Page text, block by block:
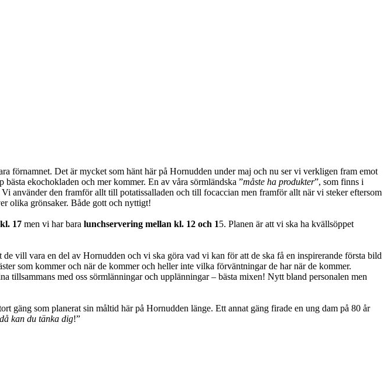
förnamnet. Det är mycket som hänt här på Hornudden under maj och nu ser vi verkligen fram emot
ekochokladen och mer kommer. En av våra sörmländska ”måste ha produkter”, som finns i
använder den framför allt till potatissalladen och till focaccian men framför allt när vi steker eftersom
olika grönsaker. Både gott och nyttigt!
17 men vi har bara lunchservering mellan kl. 12 och 15. Planen är att vi ska ha kvällsöppet
vill vara en del av Hornudden och vi ska göra vad vi kan för att de ska få en inspirerande första bild
som kommer och när de kommer och heller inte vilka förväntningar de har när de kommer.
med oss sörmlänningar och upplänningar – bästa mixen! Nytt bland personalen men
gäng som planerat sin måltid här på Hornudden länge. Ett annat gäng firade en ung dam på 80 år
kan du tänka dig!”